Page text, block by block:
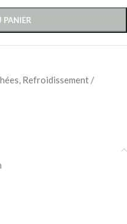
PANIER
, Refroidissement /